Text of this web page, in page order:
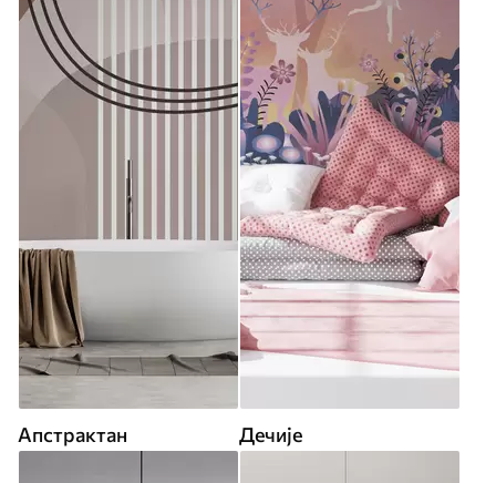
Апстрактан Дечије